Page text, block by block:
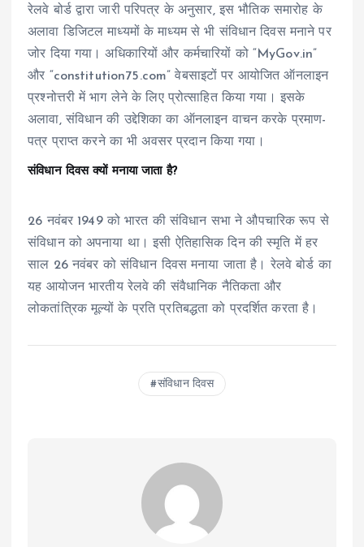
रेलवे बोर्ड द्वारा जारी परिपत्र के अनुसार, इस भौतिक समारोह के
अलावा डिजिटल माध्यमों के माध्यम से भी संविधान दिवस मनाने पर
जोर दिया गया। अधिकारियों और कर्मचारियों को “MyGov.in”
और “constitution75.com” वेबसाइटों पर आयोजित ऑनलाइन
प्रश्नोत्तरी में भाग लेने के लिए प्रोत्साहित किया गया। इसके
अलावा, संविधान की उद्देशिका का ऑनलाइन वाचन करके प्रमाण-
पत्र प्राप्त करने का भी अवसर प्रदान किया गया।
संविधान दिवस क्यों मनाया जाता है?
26 नवंबर 1949 को भारत की संविधान सभा ने औपचारिक रूप से
संविधान को अपनाया था। इसी ऐतिहासिक दिन की स्मृति में हर
साल 26 नवंबर को संविधान दिवस मनाया जाता है। रेलवे बोर्ड का
यह आयोजन भारतीय रेलवे की संवैधानिक नैतिकता और
लोकतांत्रिक मूल्यों के प्रति प्रतिबद्धता को प्रदर्शित करता है।
संविधान दिवस